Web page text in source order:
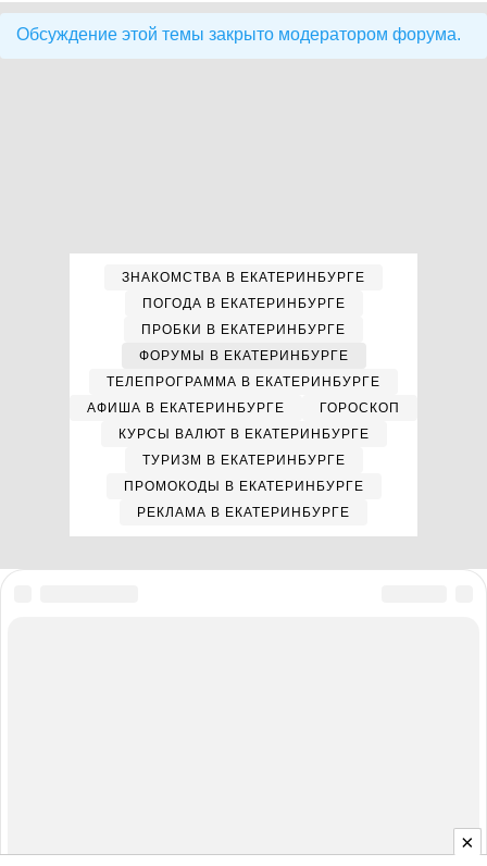
Обсуждение этой темы закрыто модератором форума.
ЗНАКОМСТВА В ЕКАТЕРИНБУРГЕ
ПОГОДА В ЕКАТЕРИНБУРГЕ
ПРОБКИ В ЕКАТЕРИНБУРГЕ
ФОРУМЫ В ЕКАТЕРИНБУРГЕ
ТЕЛЕПРОГРАММА В ЕКАТЕРИНБУРГЕ
АФИША В ЕКАТЕРИНБУРГЕ
ГОРОСКОП
КУРСЫ ВАЛЮТ В ЕКАТЕРИНБУРГЕ
ТУРИЗМ В ЕКАТЕРИНБУРГЕ
ПРОМОКОДЫ В ЕКАТЕРИНБУРГЕ
РЕКЛАМА В ЕКАТЕРИНБУРГЕ